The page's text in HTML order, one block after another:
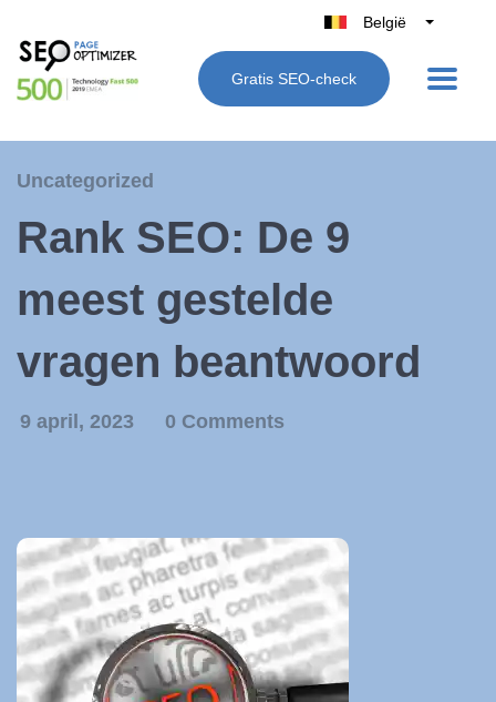
België
Belgique
Nederland
Gratis SEO-check
Uncategorized
Rank SEO: De 9
meest gestelde
vragen beantwoord
9 april, 2023 0 Comments